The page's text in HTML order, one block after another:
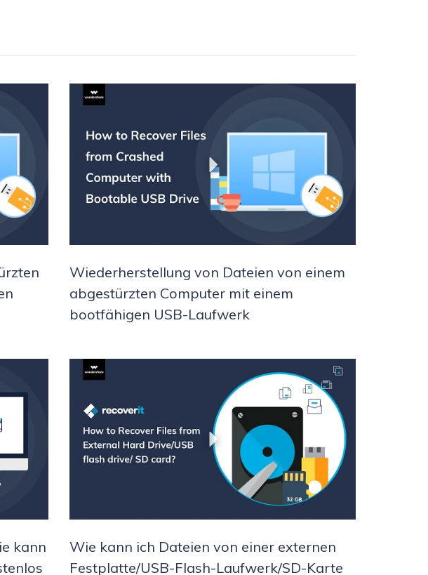
Wiederherstellung von Dateien von einem
abgestürzten Computer mit einem
bootfähigen USB-Laufwerk
kann
Wie kann ich Dateien von einer externen
Festplatte/USB-Flash-Laufwerk/SD-Karte